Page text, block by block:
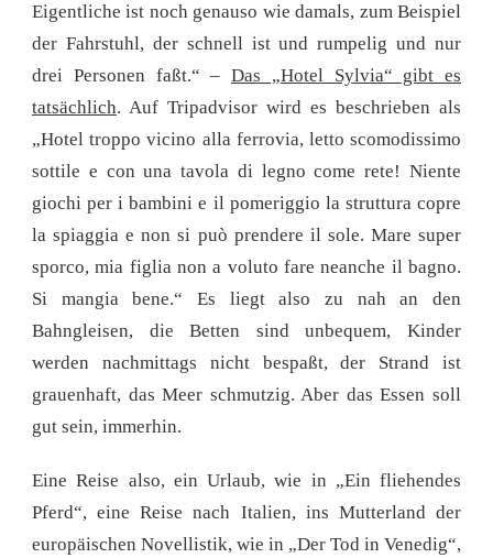
Eigentliche ist noch genauso wie damals, zum Beispiel
der Fahrstuhl, der schnell ist und rumpelig und nur
drei Personen faßt.“ – Das „Hotel Sylvia“ gibt es
tatsächlich. Auf Tripadvisor wird es beschrieben als
„Hotel troppo vicino alla ferrovia, letto scomodissimo
sottile e con una tavola di legno come rete! Niente
giochi per i bambini e il pomeriggio la struttura copre
la spiaggia e non si può prendere il sole. Mare super
sporco, mia figlia non a voluto fare neanche il bagno.
Si mangia bene.“ Es liegt also zu nah an den
Bahngleisen, die Betten sind unbequem, Kinder
werden nachmittags nicht bespaßt, der Strand ist
grauenhaft, das Meer schmutzig. Aber das Essen soll
gut sein, immerhin.
Eine Reise also, ein Urlaub, wie in „Ein fliehendes
Pferd“, eine Reise nach Italien, ins Mutterland der
europäischen Novellistik, wie in „Der Tod in Venedig“,